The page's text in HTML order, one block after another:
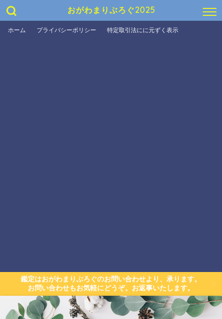
おがわまりぶろぐ2025
ホーム プライバシーポリシー 特定取引法にに元ずく表示
鑑定はおがわまりぶろぐのお問い合わせより、承ります。
お問い合わせもお気軽にどうぞ。お返事いたします。